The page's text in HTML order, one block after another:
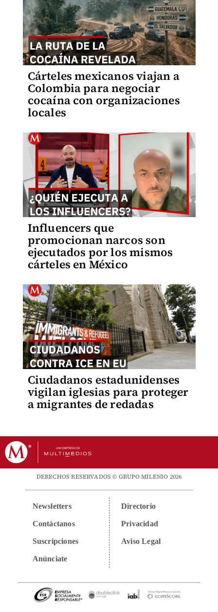
Cárteles mexicanos viajan a
Colombia para negociar
cocaína con organizaciones
locales
Influencers que
promocionan narcos son
ejecutados por los mismos
cárteles en México
Ciudadanos estadunidenses
vigilan iglesias para proteger
a migrantes de redadas
DERECHOS RESERVADOS © GRUPO MILENIO 2026
Newsletters
Contáctanos
Suscripciones
Anúnciate
Directorio
Privacidad
Aviso Legal